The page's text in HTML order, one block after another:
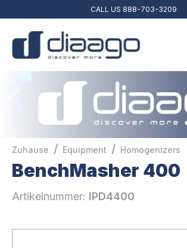
CALL US 888-703-3209
Zuhause / Equipment / Homogenizers
BenchMasher 400
Artikelnummer: IPD4400